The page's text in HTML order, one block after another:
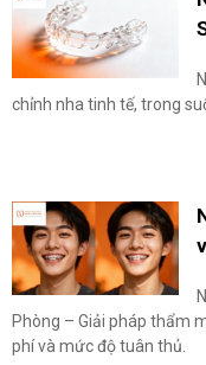
chỉnh nha tinh tế, trong
Phòng – Giải pháp thẩm
phí và mức độ tuân thủ.